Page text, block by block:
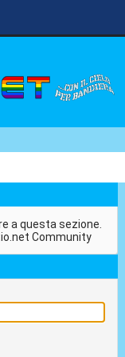
a questa sezione.
Community